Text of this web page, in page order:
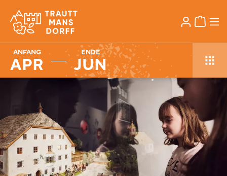
ANFANG
APR
ENDE
JUN